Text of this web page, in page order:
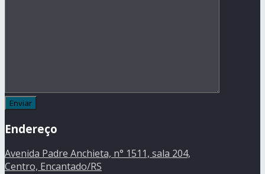
Endereço
Avenida Padre Anchieta, n° 1511, sala 204,
Centro, Encantado/RS